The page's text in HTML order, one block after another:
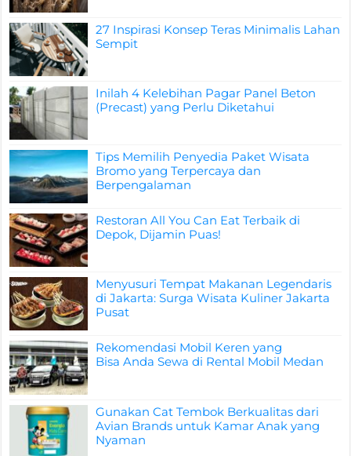
27 Inspirasi Konsep Teras Minimalis Lahan
Sempit
Inilah 4 Kelebihan Pagar Panel Beton
(Precast) yang Perlu Diketahui
Tips Memilih Penyedia Paket Wisata
Bromo yang Terpercaya dan
Berpengalaman
Restoran All You Can Eat Terbaik di
Depok, Dijamin Puas!
Menyusuri Tempat Makanan Legendaris
di Jakarta: Surga Wisata Kuliner Jakarta
Pusat
Rekomendasi Mobil Keren yang
Bisa Anda Sewa di Rental Mobil Medan
Gunakan Cat Tembok Berkualitas dari
Avian Brands untuk Kamar Anak yang
Nyaman